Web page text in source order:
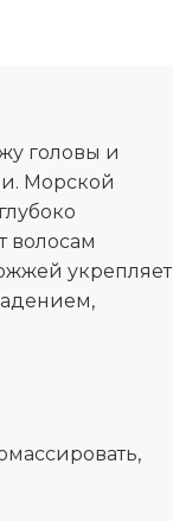
головы и
Морской
волосам
укрепляет